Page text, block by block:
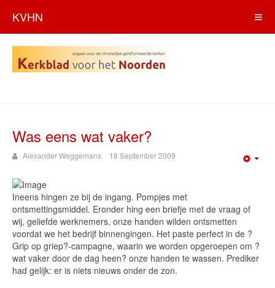
KVHN
Was eens wat vaker?
Alexander Weggemans 18 September 2009
Ineens hingen ze bij de ingang. Pompjes met
ontsmettingsmiddel. Eronder hing een briefje met de vraag of
wij, geliefde werknemers, onze handen wilden ontsmetten
voordat we het bedrijf binnengingen. Het paste perfect in de ?
Grip op griep?-campagne, waarin we worden opgeroepen om ?
wat vaker door de dag heen? onze handen te wassen. Prediker
had gelijk: er is niets nieuws onder de zon.